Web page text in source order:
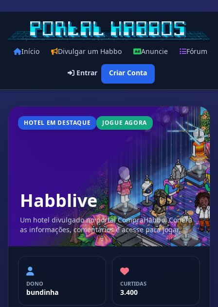
Início Divulgar um Habbo Anuncie Fórum
Entrar Criar Conta
HOTEL EM DESTAQUE JOGUE AGORA
Habblive
Um hotel divulgado no portal CompraHabbo. Confira
as informações, comentários e acesse para jogar.
DONO
bundinha
CURTIDAS
3.400